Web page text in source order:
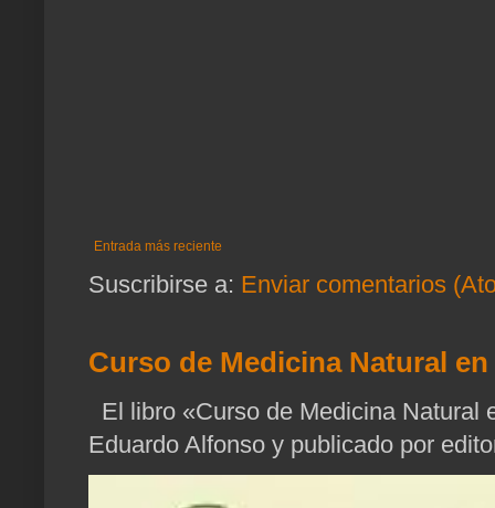
Entrada más reciente
Suscribirse a: Enviar comentarios
Curso de Medicina Natural
El libro «Curso de Medicina Natural
Eduardo Alfonso y publicado por